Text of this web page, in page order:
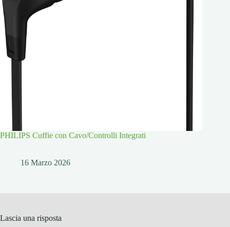
PHILIPS Cuffie con Cavo/Controlli Integrati
16 Marzo 2026
Lascia una risposta